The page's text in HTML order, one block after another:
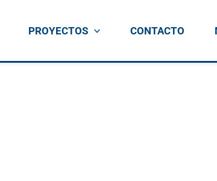
PROYECTOS CONTACTO